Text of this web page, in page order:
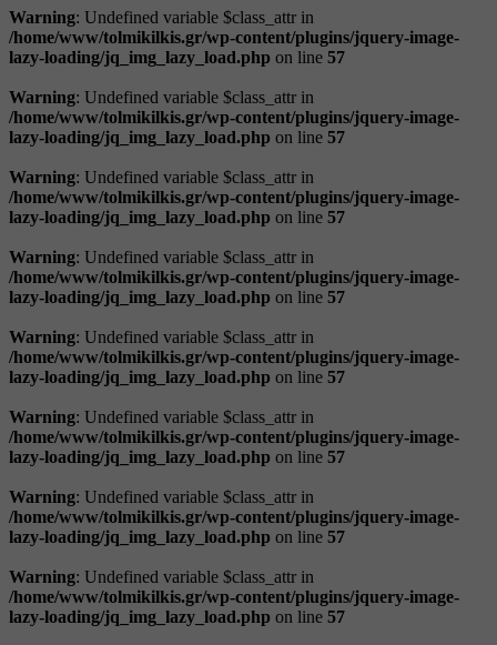
Warning: Undefined variable $class_attr in
/home/www/tolmikilkis.gr/wp-content/plugins/jquery-image-
lazy-loading/jq_img_lazy_load.php on line 57
Warning: Undefined variable $class_attr in
/home/www/tolmikilkis.gr/wp-content/plugins/jquery-image-
lazy-loading/jq_img_lazy_load.php on line 57
Warning: Undefined variable $class_attr in
/home/www/tolmikilkis.gr/wp-content/plugins/jquery-image-
lazy-loading/jq_img_lazy_load.php on line 57
Warning: Undefined variable $class_attr in
/home/www/tolmikilkis.gr/wp-content/plugins/jquery-image-
lazy-loading/jq_img_lazy_load.php on line 57
Warning: Undefined variable $class_attr in
/home/www/tolmikilkis.gr/wp-content/plugins/jquery-image-
lazy-loading/jq_img_lazy_load.php on line 57
Warning: Undefined variable $class_attr in
/home/www/tolmikilkis.gr/wp-content/plugins/jquery-image-
lazy-loading/jq_img_lazy_load.php on line 57
Warning: Undefined variable $class_attr in
/home/www/tolmikilkis.gr/wp-content/plugins/jquery-image-
lazy-loading/jq_img_lazy_load.php on line 57
Warning: Undefined variable $class_attr in
/home/www/tolmikilkis.gr/wp-content/plugins/jquery-image-
lazy-loading/jq_img_lazy_load.php on line 57